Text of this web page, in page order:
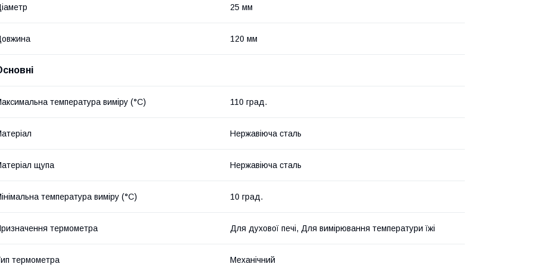
25 мм
120 мм
температура виміру (°C) 110 град.
Нержавіюча сталь
щупа Нержавіюча сталь
температура виміру (°C) 10 град.
термометра Для духової печі, Для вимірювання температури їжі
термометра Механічний